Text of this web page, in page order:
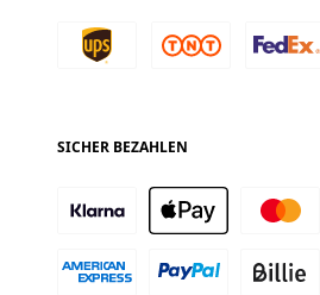
SICHER BEZAHLEN